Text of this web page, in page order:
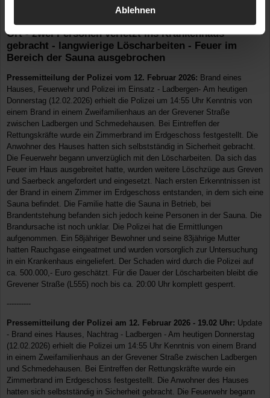
Ablehnen
Flammen schlagen beim Eintreffen der Einsatzkräfte
aus dem Haus – Großaufgebot an Einsatzkräften vor
Ort - zwei Personen verletzt ins Krankenhaus
gebracht - langwierige Löscharbeiten - Feuer im
Bereich der Sauna ausgebrochen
Pressemitteilung der Polizei vom 12. Februar 2026: Brand eines
Hauses, Feuerwehr und Polizei im Einsatz - Ladbergen- Am heutigen
Donnerstag (12.02.2026) erhielt die Polizei um 14:55 Uhr Kenntnis von
einem Brand in einem Zweifamilienhaus an der Grevener Straße
zwischen Ladbergen und Schmedehausen. Bei Eintreffen der
Rettungskräfte wurde ein Zimmerbrand im Erdgeschoss festgestellt. Die
Anwohner des Hauses hatten sich selbstständig in Sicherheit gebracht.
Die Feuerwehr begann unverzüglich mit den Löscharbeiten. Da sich das
Feuer im Haus ausgebreitet hatte, wurden weitere Löschzüge aus Greven
und Saerbeck angefordert und eingesetzt. Nach ersten Erkenntnissen ist
der Brand in einem Zimmer im Erdgeschoss entstanden, in dem sich eine
Sauna befindet. Die Familie hatte die Sauna in Betrieb, bei
Brandentstehung befanden sich jedoch keine Personen in der Sauna. Die
Brandursache ist noch unklar. Die Polizei hat die Ermittlungen
aufgenommen. Ein 58jähriger Bewohner und seine 83jährige Mutter
hatten Rauchgase eingeatmet und wurden vorsorglich zur Untersuchung
in ein Krankenhaus eingeliefert. Der Schaden wird durch die Polizei auf
ca. 500.000,- Euro geschätzt. Für die Dauer der Löscharbeiten bleibt die
Grevener Straße (L555) noch bis ca. 20:00 Uhr komplett gesperrt.
----------
Pressemitteilung der Polizei am 12. Februar 2026 - 19.02 Uhr: Update
- Brand eines Hauses, Nachtrag - Ladbergen - Am heutigen Donnerstag
(12.02.2026) erhielt die Polizei um 14:55 Uhr Kenntnis von einem Brand
in einem Zweifamilienhaus an der Grevener Straße zwischen Ladbergen
und Schmedehausen. Bei Eintreffen der Rettungskräfte wurde ein
Zimmerbrand im Erdgeschoss festgestellt. Die Anwohner des Hauses
hatten sich selbstständig in Sicherheit gebracht. Die Feuerwehr begann